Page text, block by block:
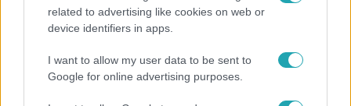
related to advertising like cookies on web or
device identifiers in apps.
I want to allow my user data to be sent to
Google for online advertising purposes.